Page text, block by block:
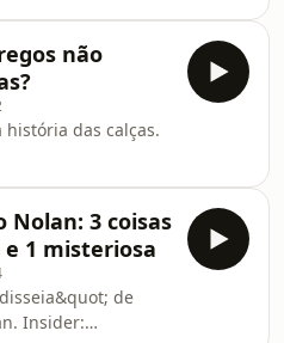
Cursos e Livros:
não
história das calças.
Nolan: 3 coisas
e 1 misteriosa
de
Insider: